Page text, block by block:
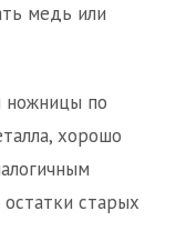
медь или
ножницы по
хорошо
старых